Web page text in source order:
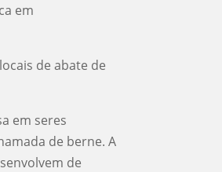
em
de abate de
em seres
de berne. A
de